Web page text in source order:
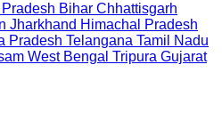
Bihar Chhattisgarh
Jharkhand Himachal Pradesh
Pradesh Telangana Tamil Nadu
West Bengal Tripura Gujarat